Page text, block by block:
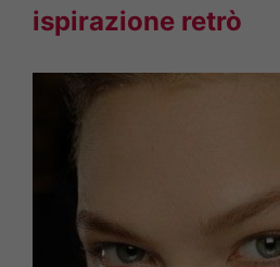
ispirazione retrò